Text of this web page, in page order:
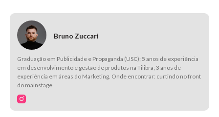
Bruno Zuccari
Graduação em Publicidade e Propaganda (USC); 5 anos de experiência
em desenvolvimento e gestão de produtos na Tilibra; 3 anos de
experiência em áreas do Marketing. Onde encontrar: curtindo no front
do mainstage